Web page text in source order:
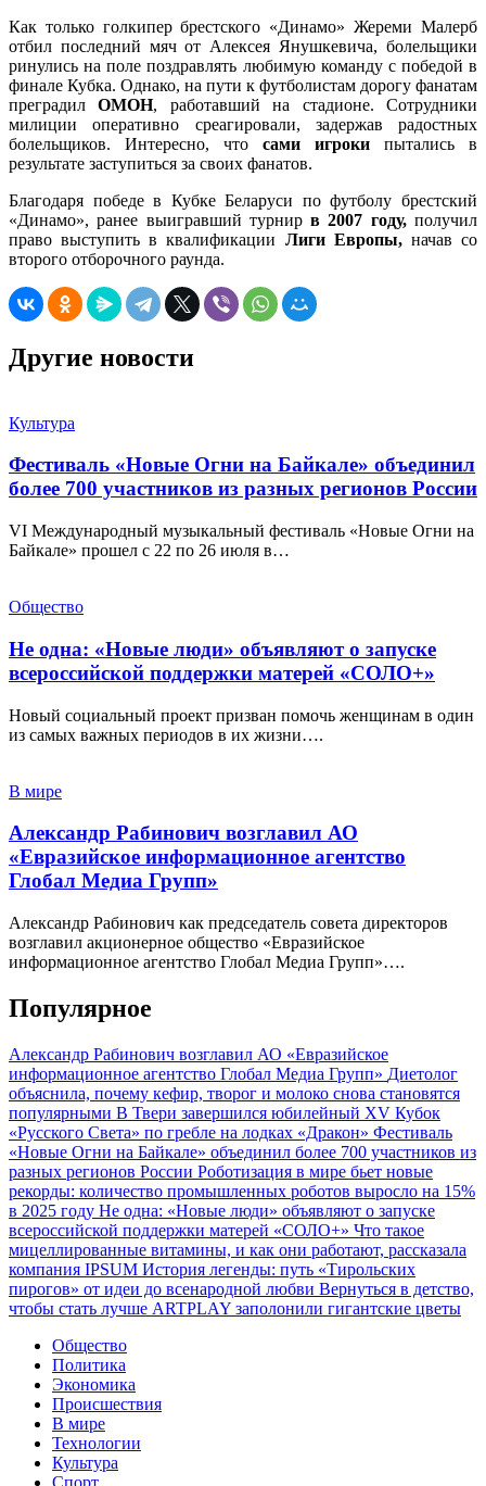
Как только голкипер брестского «Динамо» Жереми Малерб
отбил последний мяч от Алексея Янушкевича, болельщики
ринулись на поле поздравлять любимую команду с победой в
финале Кубка. Однако, на пути к футболистам дорогу фанатам
преградилОМОН, работавший на стадионе. Сотрудники
милиции оперативно среагировали, задержав радостных
болельщиков. Интересно, что сами игроки пытались в
результате заступиться за своих фанатов.
Благодаря победе в Кубке Беларуси по футболу брестский
«Динамо», ранее выигравший турнирв 2007 году,получил
право выступить в квалификации Лиги Европы,начав со
второго отборочного раунда.
Другие новости
Культура
Фестиваль «Новые Огни на Байкале» объединил
более 700 участников из разных регионов России
VI Международный музыкальный фестиваль «Новые Огни на
Байкале» прошел с 22 по 26 июля в…
Общество
Не одна: «Новые люди» объявляют о запуске
всероссийской поддержки матерей «СОЛО+»
Новый социальный проект призван помочь женщинам в один
из самых важных периодов в их жизни….
В мире
Александр Рабинович возглавил АО
«Евразийское информационное агентство
Глобал Медиа Групп»
Александр Рабинович как председатель совета директоров
возглавил акционерное общество «Евразийское
информационное агентство Глобал Медиа Групп»….
Популярное
Александр Рабинович возглавил АО «Евразийское
информационное агентство Глобал Медиа Групп» Диетолог
объяснила, почему кефир, творог и молоко снова становятся
популярными В Твери завершился юбилейный XV Кубок
«Русского Света» по гребле на лодках «Дракон» Фестиваль
«Новые Огни на Байкале» объединил более 700 участников из
разных регионов России Роботизация в мире бьет новые
рекорды: количество промышленных роботов выросло на 15%
в 2025 году Не одна: «Новые люди» объявляют о запуске
всероссийской поддержки матерей «СОЛО+» Что такое
мицеллированные витамины, и как они работают, рассказала
компания IPSUM История легенды: путь «Тирольских
пирогов» от идеи до всенародной любви Вернуться в детство,
чтобы стать лучше ARTPLAY заполонили гигантские цветы
Общество
Политика
Экономика
Происшествия
В мире
Технологии
Культура
Спорт